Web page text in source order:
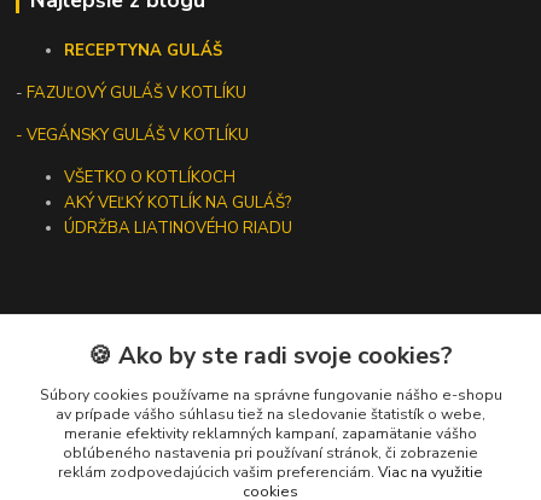
RECEPTYNA GULÁŠ
-FAZUĽOVÝ GULÁŠ V KOTLÍKU
- VEGÁNSKY GULÁŠ V KOTLÍKU
VŠETKO O KOTLÍKOCH
AKÝ VEĽKÝ KOTLÍK NA GULÁŠ?
ÚDRŽBA LIATINOVÉHO RIADU
Kontakty
+421 919 275 553
(Po-Pia, 10-13 hod.)
ikotliky@ikotliky.sk
🍪 Ako by ste radi svoje cookies?
Súbory cookies používame na správne fungovanie nášho e-shopu
av prípade vášho súhlasu tiež na sledovanie štatistík o webe,
meranie efektivity reklamných kampaní, zapamätanie vášho
obľúbeného nastavenia pri používaní stránok, či zobrazenie
reklám zodpovedajúcich vašim preferenciám. Viac na využitie
cookies